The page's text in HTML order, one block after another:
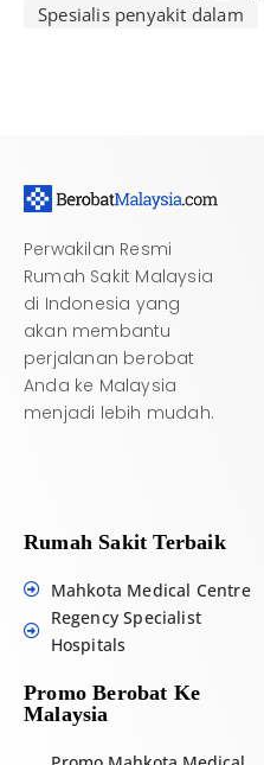
e
:
Spesialis penyakit dalam
Perwakilan Resmi
Rumah Sakit Malaysia
di Indonesia yang
akan membantu
perjalanan berobat
Anda ke Malaysia
menjadi lebih mudah.
Rumah Sakit Terbaik
Mahkota Medical Centre
Regency Specialist
Hospitals
Promo Berobat Ke
Malaysia